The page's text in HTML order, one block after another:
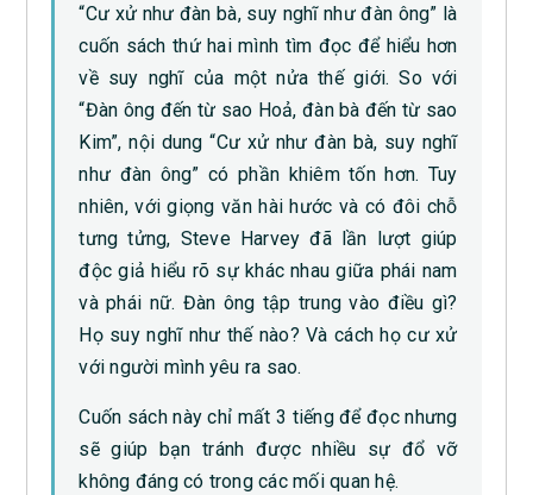
“Cư xử như đàn bà, suy nghĩ như đàn ông” là
cuốn sách thứ hai mình tìm đọc để hiểu hơn
về suy nghĩ của một nửa thế giới. So với
“Đàn ông đến từ sao Hoả, đàn bà đến từ sao
Kim”, nội dung “Cư xử như đàn bà, suy nghĩ
như đàn ông” có phần khiêm tốn hơn. Tuy
nhiên, với giọng văn hài hước và có đôi chỗ
tưng tửng, Steve Harvey đã lần lượt giúp
độc giả hiểu rõ sự khác nhau giữa phái nam
và phái nữ. Đàn ông tập trung vào điều gì?
Họ suy nghĩ như thế nào? Và cách họ cư xử
với người mình yêu ra sao.
Cuốn sách này chỉ mất 3 tiếng để đọc nhưng
sẽ giúp bạn tránh được nhiều sự đổ vỡ
không đáng có trong các mối quan hệ.